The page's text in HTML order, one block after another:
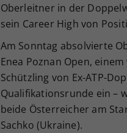
Oberleitner in der
sein Career High von
Am Sonntag absolvierte
Enea Poznan Open,
Schützling von Ex-ATP-
Qualifikationsrunde ein –
beide Österreicher am
Sachko (Ukraine).